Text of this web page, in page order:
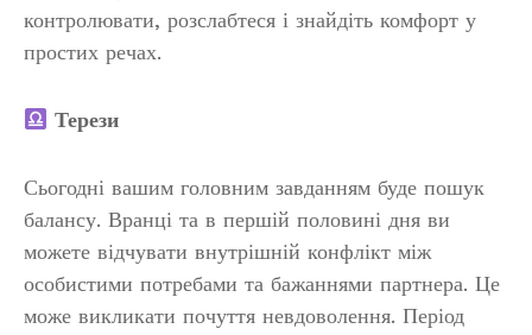
контролювати, розслабтеся і знайдіть комфорт у
простих речах.
Терези
Сьогодні вашим головним завданням буде пошук
балансу. Вранці та в першій половині дня ви
можете відчувати внутрішній конфлікт між
особистими потребами та бажаннями партнера. Це
може викликати почуття невдоволення. Період